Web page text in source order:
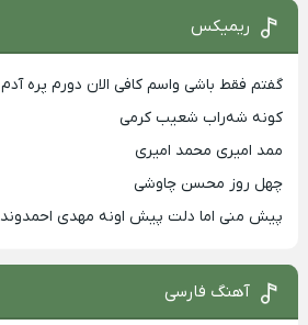
ریمیکس
گفتم فقط باشی واسم کافی الان دورم پره آدم
کونه شه‌راب شعیب کرمی
ممد امیری محمد امیری
چهل روز محسن چاوشی
پیش منی اما دلت پیش اونه مهدی احمدوند
آهنگ فارسی